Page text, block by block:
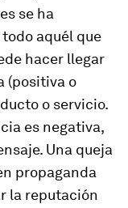
se ha
aquél que
hacer llegar
(positiva o
o servicio.
es negativa,
Una queja
propaganda
la reputación